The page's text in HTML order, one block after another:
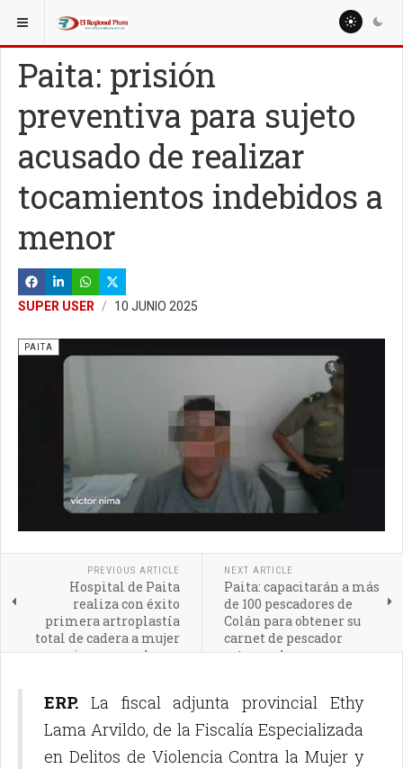
ESTÁ AQUÍ: REGIÓN PIURA
Paita: prisión
preventiva para sujeto
acusado de realizar
tocamientos indebidos a
menor
SUPER USER 10 JUNIO 2025
PAITA
PREVIOUS ARTICLE
Hospital de Paita
realiza con éxito
primera artroplastía
total de cadera a mujer
quien pora volver a
NEXT ARTICLE
Paita: capacitarán a más
de 100 pescadores de
Colán para obtener su
carnet de pescador
artesanal
ERP. La fiscal adjunta provincial Ethy
Lama Arvildo, de la Fiscalía Especializada
en Delitos de Violencia Contra la Mujer y